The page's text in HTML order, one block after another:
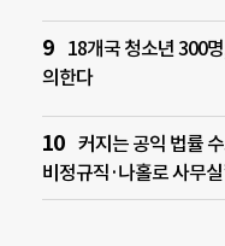
18개국 청소년 300
의한다
커지는 공익 법률
비정규직·나홀로 사무